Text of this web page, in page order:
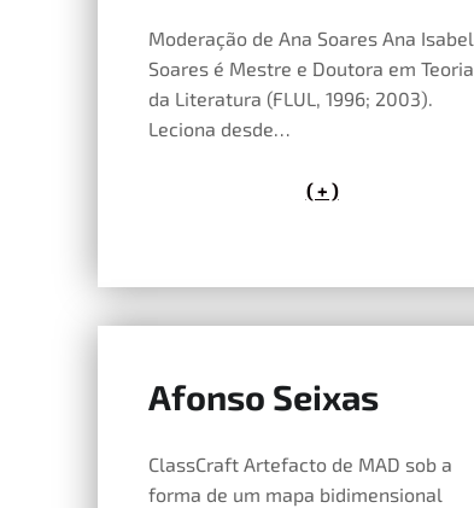
Moderação de Ana Soares Ana Isabel
Soares é Mestre e Doutora em Teoria
da Literatura (FLUL, 1996; 2003).
Leciona desde…
( + )
Afonso Seixas
ClassCraft Artefacto de MAD sob a
forma de um mapa bidimensional
14 de Maio, 2026